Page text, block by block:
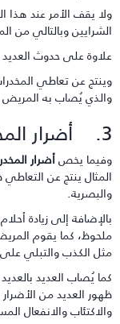
يقف الأمر عند هذا
وبالتالي من
على حدوث العديد
عن تعاطي
يُصاب به المريض
يخصأضرار المخدرات
ينتج عن التعاطي
إلى زيادة
كما يقوم المريض
الكذب والتبلي على
يُصاب العديد بالعديد
العديد من الأضرار
والانفعال